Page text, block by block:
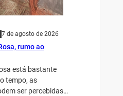
7 de agosto de 2026
rumo ao
está bastante
tempo, as
ser percebidas…